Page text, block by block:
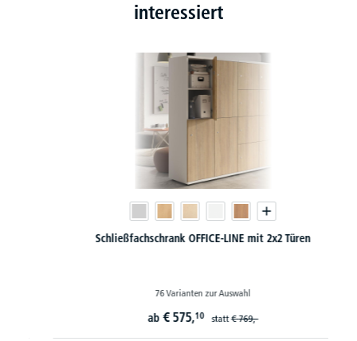
interessiert
Schließfachschrank OFFICE-LINE mit 2x2 Türen
76 Varianten zur Auswahl
575,10 statt € 769,-